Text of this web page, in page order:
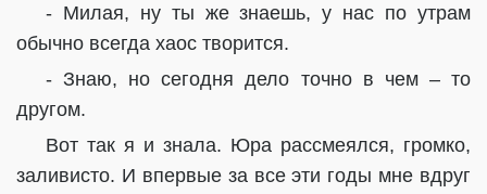
- Милая, ну ты же знаешь, у нас по утрам
обычно всегда хаос творится.
- Знаю, но сегодня дело точно в чем – то
другом.
Вот так я и знала. Юра рассмеялся, громко,
заливисто. И впервые за все эти годы мне вдруг